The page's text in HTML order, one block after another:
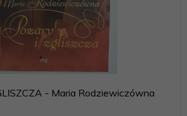
- Maria Rodziewiczówna